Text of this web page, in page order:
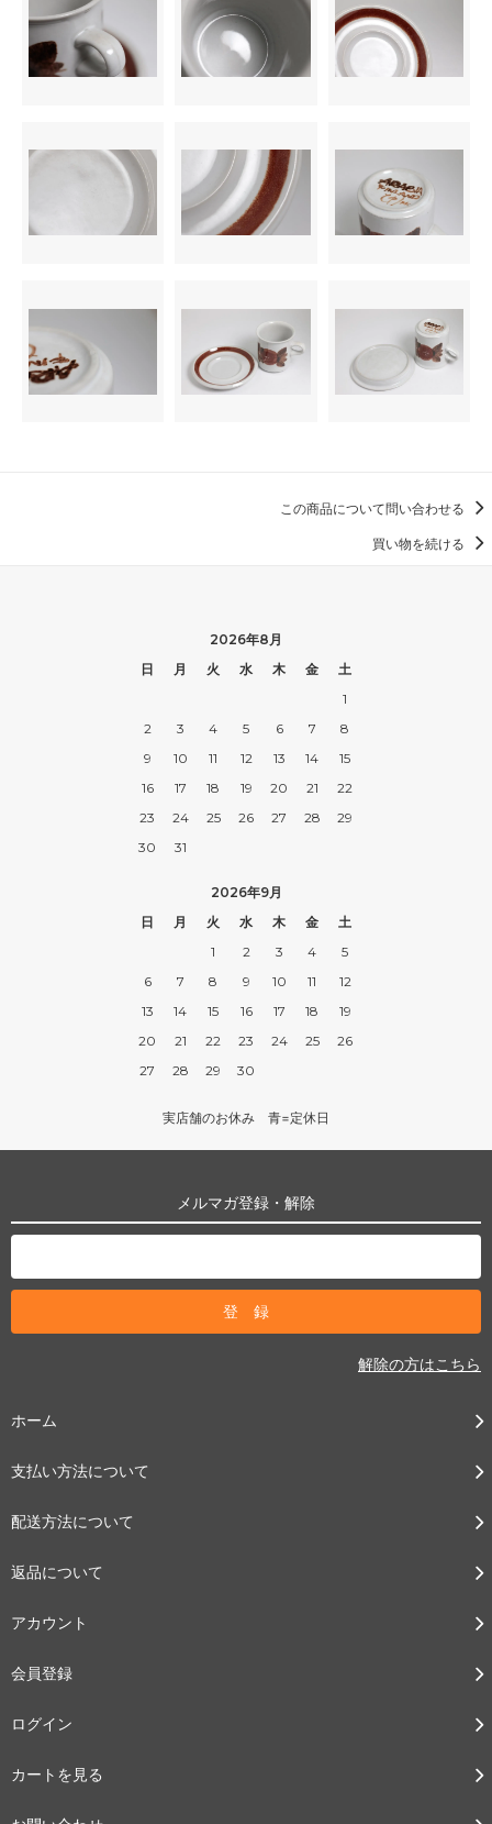
この商品について問い合わせる
買い物を続ける
2026年8月
日
月 火 水 木 金
土
1
2
3 4 5 6 7
8
9
10 11 12 13 14
15
16
17 18 19 20 21
22
23
24 25 26 27 28
29
30
31
2026年9月
日
月 火 水 木 金
土
1
2 3 4
5
6
7 8 9 10 11
12
13
14 15 16 17 18
19
20
21 22 23 24 25
26
27
28 29 30
実店舗のお休み 青=定休日
メルマガ登録・解除
解除の方はこちら
ホーム
支払い方法について
配送方法について
返品について
アカウント
会員登録
ログイン
カートを見る